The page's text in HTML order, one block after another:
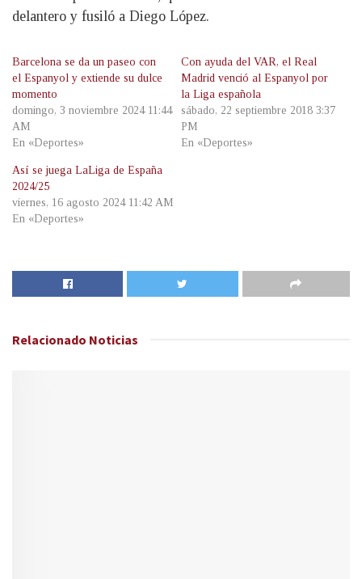
delantero y fusiló a Diego López.
Barcelona se da un paseo con
el Espanyol y extiende su dulce
momento
domingo, 3 noviembre 2024 11:44
AM
En «Deportes»
Con ayuda del VAR, el Real
Madrid venció al Espanyol por
la Liga española
sábado, 22 septiembre 2018 3:37
PM
En «Deportes»
Así se juega LaLiga de España
2024/25
viernes, 16 agosto 2024 11:42 AM
En «Deportes»
Relacionado Noticias